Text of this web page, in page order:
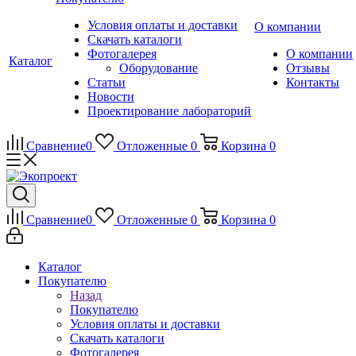
Каталог
Условия оплаты и доставки
Скачать каталоги
Фотогалерея
Оборудование
Статьи
Новости
Проектирование лабораторий
О компании
О компании
Отзывы
Контакты
Сравнение0 Отложенные 0 Корзина 0
Сравнение0 Отложенные 0 Корзина 0
Каталог
Покупателю
Назад
Покупателю
Условия оплаты и доставки
Скачать каталоги
Фотогалерея